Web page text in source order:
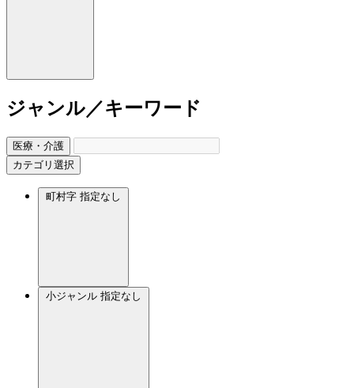
ジャンル／キーワード
医療・介護
カテゴリ選択
町村字 指定なし
小ジャンル 指定なし